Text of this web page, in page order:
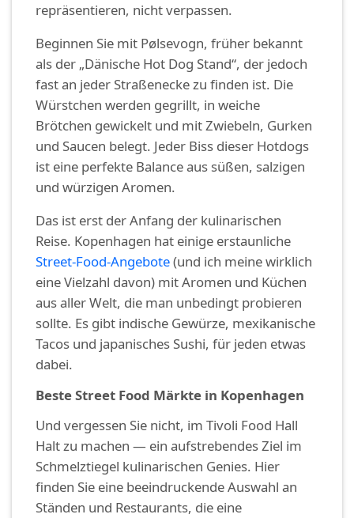
repräsentieren, nicht verpassen.
Beginnen Sie mit Pølsevogn, früher bekannt
als der „Dänische Hot Dog Stand“, der jedoch
fast an jeder Straßenecke zu finden ist. Die
Würstchen werden gegrillt, in weiche
Brötchen gewickelt und mit Zwiebeln, Gurken
und Saucen belegt. Jeder Biss dieser Hotdogs
ist eine perfekte Balance aus süßen, salzigen
und würzigen Aromen.
Das ist erst der Anfang der kulinarischen
Reise. Kopenhagen hat einige erstaunliche
Street-Food-Angebote(und ich meine wirklich
eine Vielzahl davon) mit Aromen und Küchen
aus aller Welt, die man unbedingt probieren
sollte. Es gibt indische Gewürze, mexikanische
Tacos und japanisches Sushi, für jeden etwas
dabei.
Beste Street Food Märkte in Kopenhagen
Und vergessen Sie nicht, im Tivoli Food Hall
Halt zu machen — ein aufstrebendes Ziel im
Schmelztiegel kulinarischen Genies. Hier
finden Sie eine beeindruckende Auswahl an
Ständen und Restaurants, die eine